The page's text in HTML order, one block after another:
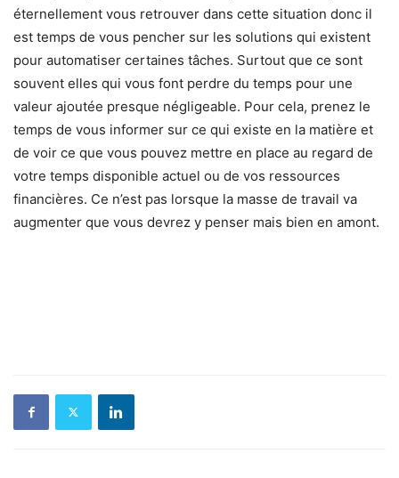
éternellement vous retrouver dans cette situation donc il
est temps de vous pencher sur les solutions qui existent
pour automatiser certaines tâches. Surtout que ce sont
souvent elles qui vous font perdre du temps pour une
valeur ajoutée presque négligeable. Pour cela, prenez le
temps de vous informer sur ce qui existe en la matière et
de voir ce que vous pouvez mettre en place au regard de
votre temps disponible actuel ou de vos ressources
financières. Ce n’est pas lorsque la masse de travail va
augmenter que vous devrez y penser mais bien en amont.